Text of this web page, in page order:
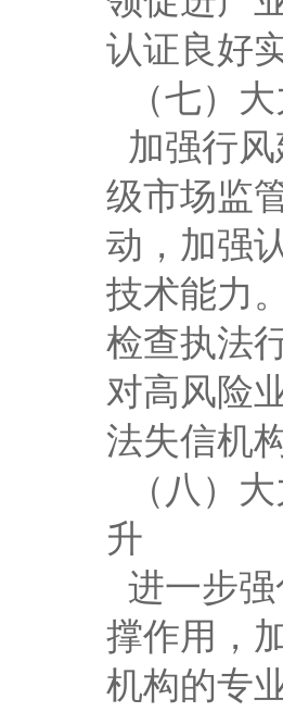
认证良好
（七）
加强行
级市场监
动，加强
技术能力
检查执法
对高风险
法失信机
（八）
升
进一步
撑作用，
机构的专